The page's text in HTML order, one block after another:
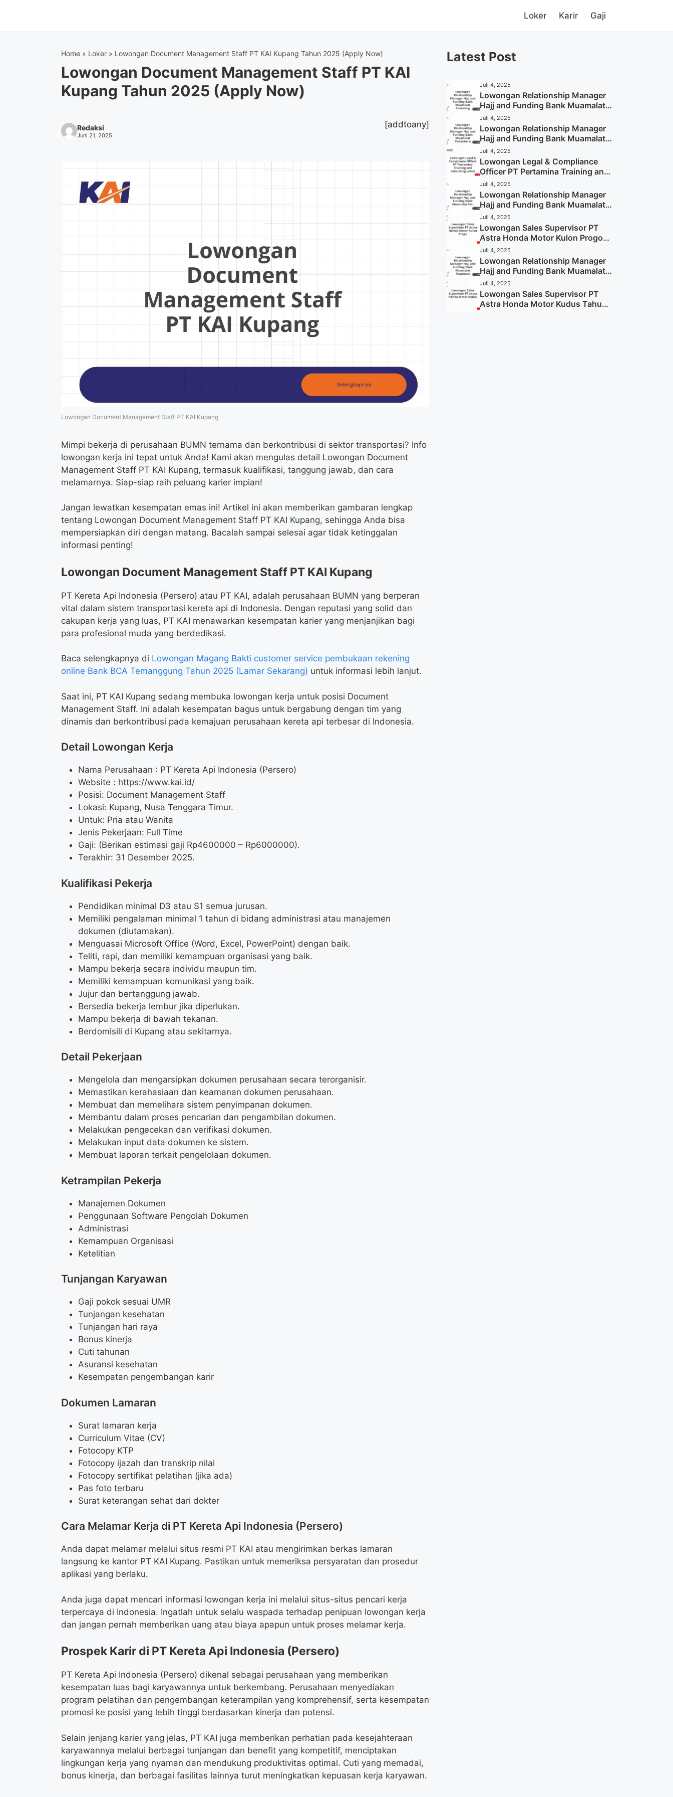
Loker Karir Gaji
Home » Loker » Lowongan Document Management Staff PT KAI Kupang Tahun 2025 (Apply Now)
Lowongan Document Management Staff PT KAI
Kupang Tahun 2025 (Apply Now)
Redaksi
Juni 21, 2025
[addtoany]
Lowongan Document Management Staff PT KAI Kupang
Mimpi bekerja di perusahaan BUMN ternama dan berkontribusi di sektor transportasi? Info
lowongan kerja ini tepat untuk Anda! Kami akan mengulas detail Lowongan Document
Management Staff PT KAI Kupang, termasuk kualifikasi, tanggung jawab, dan cara
melamarnya. Siap-siap raih peluang karier impian!
Jangan lewatkan kesempatan emas ini! Artikel ini akan memberikan gambaran lengkap
tentang Lowongan Document Management Staff PT KAI Kupang, sehingga Anda bisa
mempersiapkan diri dengan matang. Bacalah sampai selesai agar tidak ketinggalan
informasi penting!
Lowongan Document Management Staff PT KAI Kupang
PT Kereta Api Indonesia (Persero) atau PT KAI, adalah perusahaan BUMN yang berperan
vital dalam sistem transportasi kereta api di Indonesia. Dengan reputasi yang solid dan
cakupan kerja yang luas, PT KAI menawarkan kesempatan karier yang menjanjikan bagi
para profesional muda yang berdedikasi.
Baca selengkapnya di Lowongan Magang Bakti customer service pembukaan rekening
online Bank BCA Temanggung Tahun 2025 (Lamar Sekarang) untuk informasi lebih lanjut.
Saat ini, PT KAI Kupang sedang membuka lowongan kerja untuk posisi Document
Management Staff. Ini adalah kesempatan bagus untuk bergabung dengan tim yang
dinamis dan berkontribusi pada kemajuan perusahaan kereta api terbesar di Indonesia.
Detail Lowongan Kerja
Nama Perusahaan : PT Kereta Api Indonesia (Persero)
Website : https://www.kai.id/
Posisi: Document Management Staff
Lokasi: Kupang, Nusa Tenggara Timur.
Untuk: Pria atau Wanita
Jenis Pekerjaan: Full Time
Gaji: (Berikan estimasi gaji Rp4600000 – Rp6000000).
Terakhir: 31 Desember 2025.
Kualifikasi Pekerja
Pendidikan minimal D3 atau S1 semua jurusan.
Memiliki pengalaman minimal 1 tahun di bidang administrasi atau manajemen
dokumen (diutamakan).
Menguasai Microsoft Office (Word, Excel, PowerPoint) dengan baik.
Teliti, rapi, dan memiliki kemampuan organisasi yang baik.
Mampu bekerja secara individu maupun tim.
Memiliki kemampuan komunikasi yang baik.
Jujur dan bertanggung jawab.
Bersedia bekerja lembur jika diperlukan.
Mampu bekerja di bawah tekanan.
Berdomisili di Kupang atau sekitarnya.
Detail Pekerjaan
Mengelola dan mengarsipkan dokumen perusahaan secara terorganisir.
Memastikan kerahasiaan dan keamanan dokumen perusahaan.
Membuat dan memelihara sistem penyimpanan dokumen.
Membantu dalam proses pencarian dan pengambilan dokumen.
Melakukan pengecekan dan verifikasi dokumen.
Melakukan input data dokumen ke sistem.
Membuat laporan terkait pengelolaan dokumen.
Ketrampilan Pekerja
Manajemen Dokumen
Penggunaan Software Pengolah Dokumen
Administrasi
Kemampuan Organisasi
Ketelitian
Tunjangan Karyawan
Gaji pokok sesuai UMR
Tunjangan kesehatan
Tunjangan hari raya
Bonus kinerja
Cuti tahunan
Asuransi kesehatan
Kesempatan pengembangan karir
Dokumen Lamaran
Surat lamaran kerja
Curriculum Vitae (CV)
Fotocopy KTP
Fotocopy ijazah dan transkrip nilai
Fotocopy sertifikat pelatihan (jika ada)
Pas foto terbaru
Surat keterangan sehat dari dokter
Cara Melamar Kerja di PT Kereta Api Indonesia (Persero)
Anda dapat melamar melalui situs resmi PT KAI atau mengirimkan berkas lamaran
langsung ke kantor PT KAI Kupang. Pastikan untuk memeriksa persyaratan dan prosedur
aplikasi yang berlaku.
Anda juga dapat mencari informasi lowongan kerja ini melalui situs-situs pencari kerja
terpercaya di Indonesia. Ingatlah untuk selalu waspada terhadap penipuan lowongan kerja
dan jangan pernah memberikan uang atau biaya apapun untuk proses melamar kerja.
Prospek Karir di PT Kereta Api Indonesia (Persero)
PT Kereta Api Indonesia (Persero) dikenal sebagai perusahaan yang memberikan
kesempatan luas bagi karyawannya untuk berkembang. Perusahaan menyediakan
program pelatihan dan pengembangan keterampilan yang komprehensif, serta kesempatan
promosi ke posisi yang lebih tinggi berdasarkan kinerja dan potensi.
Selain jenjang karier yang jelas, PT KAI juga memberikan perhatian pada kesejahteraan
karyawannya melalui berbagai tunjangan dan benefit yang kompetitif, menciptakan
lingkungan kerja yang nyaman dan mendukung produktivitas optimal. Cuti yang memadai,
bonus kinerja, dan berbagai fasilitas lainnya turut meningkatkan kepuasan kerja karyawan.
Latest Post
Juli 4, 2025
Lowongan Relationship Manager
Hajj and Funding Bank Muamalat
Pemalang Tahun 2025
Juli 4, 2025
Lowongan Relationship Manager
Hajj and Funding Bank Muamalat
Pekanbaru Tahun 2025 (Apply
Now)
Juli 4, 2025
Lowongan Legal & Compliance
Officer PT Pertamina Training and
Consulting Lebak Tahun 2025
(Apply Now)
Juli 4, 2025
Lowongan Relationship Manager
Hajj and Funding Bank Muamalat
Pati Tahun 2025 (Lamar
Sekarang)
Juli 4, 2025
Lowongan Sales Supervisor PT
Astra Honda Motor Kulon Progo
Tahun 2025 (Resmi)
Juli 4, 2025
Lowongan Relationship Manager
Hajj and Funding Bank Muamalat
Pasuruan Tahun 2025 (Apply
Now)
Juli 4, 2025
Lowongan Sales Supervisor PT
Astra Honda Motor Kudus Tahun